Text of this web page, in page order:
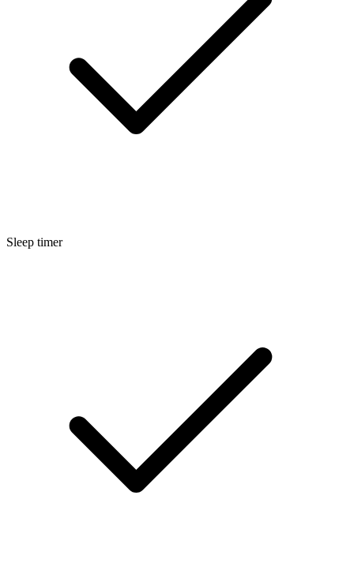
Sleep timer